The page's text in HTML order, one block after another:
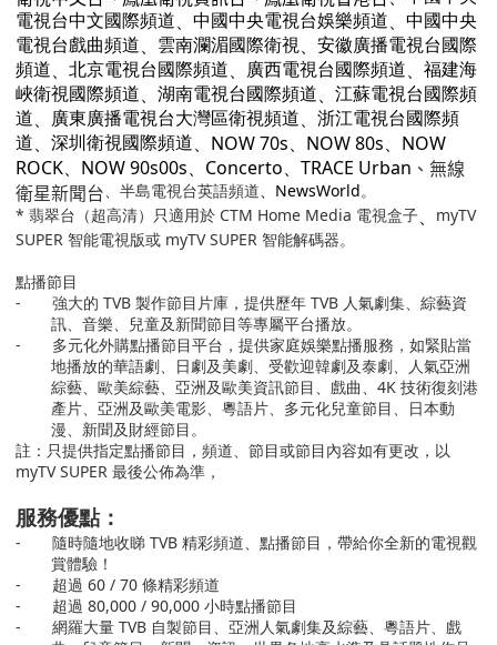
電視台中文國際頻道、 中國中央電視台娛樂頻道、
中國中央
電視台戲曲頻道、 雲南瀾湄國際衛視 、
安徽廣播電視台國際
頻道、 北京電視台國際頻道、 廣西電視台國際頻道、
福建海
峽衛視國際頻道、 湖南電視台國際頻道、
江蘇電視台國際頻
道、 廣東廣播電視台大灣區衛視頻道、
浙江電視台國際頻
道、 深圳衛視國際頻道、NOW 70s、NOW 80s、NOW
ROCK、NOW 90s00s、Concerto、TRACE Urban 、無線
衛星新聞台、半島電視台英語頻道、NewsWorld。
* 翡翠台（超高清）只適用於 CTM Home Media 電視盒子、
myTV
SUPER 智能電視版或 myTV SUPER 智能解碼器。
點播節目
-
強大的 TVB 製作節目片庫，提供歷年 TVB 人氣劇集、綜藝資
訊、音樂、兒童及新聞節目等專屬平台播放。
-
多元化外購點播節目平台，提供家庭娛樂點播服務，如緊貼當
地播放的華語劇、日劇及美劇、受歡迎韓劇及泰劇、人氣亞洲
綜藝、歐美綜藝、亞洲及歐美資訊節目、戲曲、 4K 技術復刻港
產片、亞洲及歐美電影、粵語片、多元化兒童節目、日本動
漫、新聞及財經節目。
註：只提供指定點播節目，頻道、節目或節目內容如有更改，以
myTV SUPER 最後公佈為準，
服務優點：
- 隨時隨地收睇 TVB 精彩頻道、點播節目，帶給你全新的電視觀
賞體驗！
-
超過 60 / 70 條精彩頻道
-
超過 80,000 / 90,000 小時點播節目
-
網羅大量 TVB 自製節目、亞洲人氣劇集及綜藝、粵語片、戲